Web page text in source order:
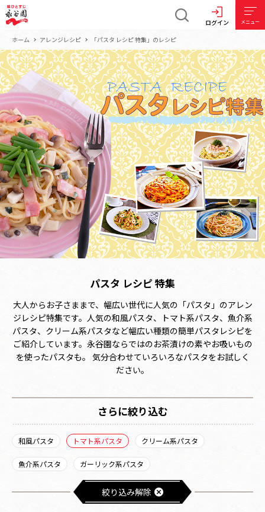
ログイン メニュー
ホーム アレンジレシピ 「パスタ レシピ 特集」のレシピ
パスタ レシピ 特集
大人からお子さままで、幅広い世代に人気の「パスタ」のアレン
ジレシピ特集です。人気の和風パスタ、トマト系パスタ、魚介系
パスタ、クリーム系パスタなど幅広い種類の簡単パスタレシピを
ご紹介しています。永谷園ならではのお茶漬けの素やお吸いもの
を使ったパスタも。 気分合わせていろいろなパスタをお試しく
ださい。
さらに絞り込む
和風パスタ トマト系パスタ クリーム系パスタ
魚介系パスタ ガーリック系パスタ
絞り込み解除